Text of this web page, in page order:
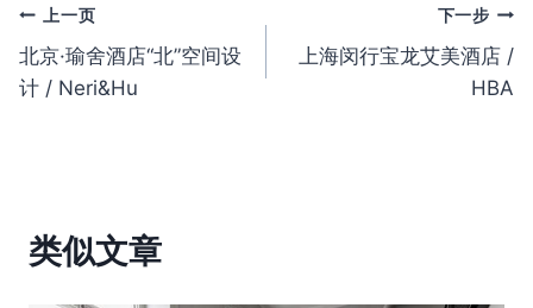
文
章
上一页
北京·瑜舍酒店“北”空间设
计 / Neri&Hu
下一步
上海闵行宝龙艾美酒店 /
HBA
类似文章